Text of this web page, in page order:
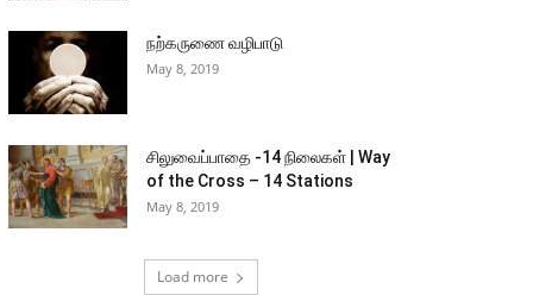
நற்கருணை வழிபாடு
May 8, 2019
சிலுவைப்பாதை -14 நிலைகள் | Way
of the Cross – 14 Stations
May 8, 2019
Load more